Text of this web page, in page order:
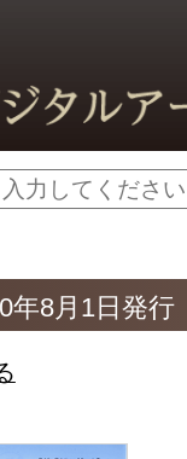
年8月1日発行